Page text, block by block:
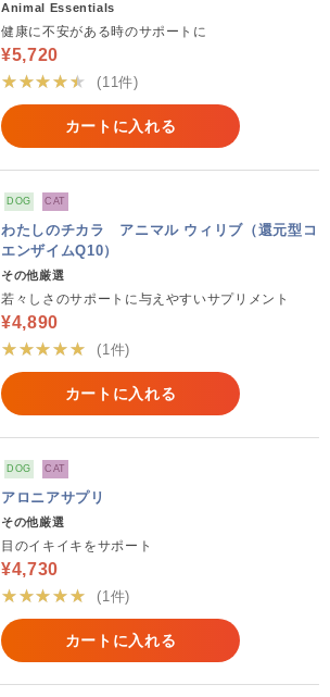
Animal Essentials
健康に不安がある時のサポートに
¥5,720
★★★★★
(11件)
カートに入れる
DOG CAT
わたしのチカラ アニマル ウィリブ（還元型コ
エンザイムQ10）
その他厳選
若々しさのサポートに与えやすいサプリメント
¥4,890
★★★★★
(1件)
カートに入れる
DOG CAT
アロニアサプリ
その他厳選
目のイキイキをサポート
¥4,730
★★★★★
(1件)
カートに入れる